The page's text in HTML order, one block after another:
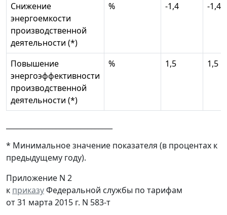
Снижение
энергоемкости
производственной
деятельности (*)
% -1,4 -1,4
Повышение
энергоэффективности
производственной
деятельности (*)
% 1,5 1,5
* Минимальное значение показателя (в процентах к
предыдущему году).
Приложение N 2
к приказуФедеральной службы по тарифам
от 31 марта 2015 г. N 583-т